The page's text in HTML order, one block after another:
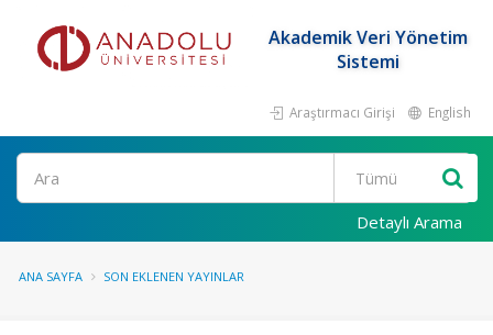
Akademik Veri Yönetim
Sistemi
Araştırmacı Girişi English
Ara
Detaylı Arama
ANA SAYFA SON EKLENEN YAYINLAR